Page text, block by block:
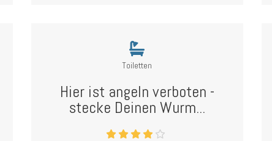
Toiletten
Hier ist angeln verboten -
stecke Deinen Wurm...